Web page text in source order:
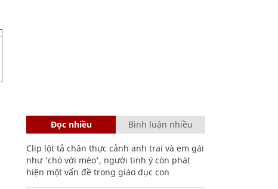
Đọc nhiều Bình luận nhiều
Clip lột tả chân thực cảnh anh trai và em gái
như 'chó với mèo', người tinh ý còn phát
hiện một vấn đề trong giáo dục con